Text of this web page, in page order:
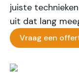
juiste
uit dat lang
Vraag een